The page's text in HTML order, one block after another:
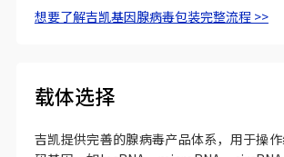
想要了解吉凯基因腺病毒包装完整流程 >>
载体选择
吉凯提供完善的腺病毒产品体系，用于操